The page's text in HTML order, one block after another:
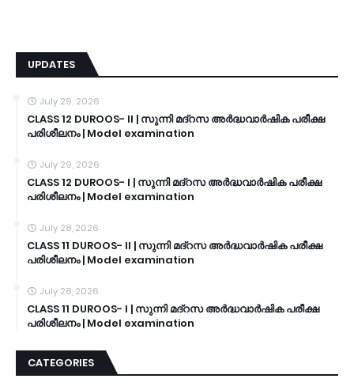
UPDATES
July 29, 2026
CLASS 12 DUROOS- II | സുന്നി മദ്റസ അർദ്ധവാർഷിക പരീക്ഷ
പരിശീലനം | Model examination
July 29, 2026
CLASS 12 DUROOS- I | സുന്നി മദ്റസ അർദ്ധവാർഷിക പരീക്ഷ
പരിശീലനം | Model examination
July 28, 2026
CLASS 11 DUROOS- II | സുന്നി മദ്റസ അർദ്ധവാർഷിക പരീക്ഷ
പരിശീലനം | Model examination
July 28, 2026
CLASS 11 DUROOS- I | സുന്നി മദ്റസ അർദ്ധവാർഷിക പരീക്ഷ
പരിശീലനം | Model examination
CATEGORIES